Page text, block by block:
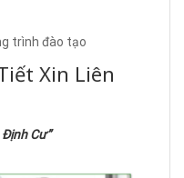
trình đào tạo
Xin Liên
Cư”